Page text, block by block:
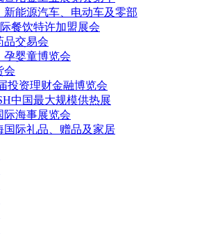
新能源汽车、电动车及零部
餐饮特许加盟展会
品交易会
孕婴童博览会
会
投资理财金融博览会
中国最大规模供热展
际海事展览会
国际礼品、赠品及家居